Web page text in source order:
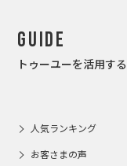
Guide
トゥーユーを活用する
人気ランキング
お客さまの声